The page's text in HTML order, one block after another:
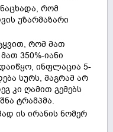
რომ
უზარმაზარი
რომ მათ
350%-იანი
ინფლაცია 5-
სურს, მაგრამ არ
კი ღამით გემებს
ტრამპმა.
ის ირანის ნომერ